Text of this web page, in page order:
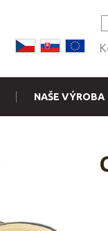
NAŠE VÝROBA